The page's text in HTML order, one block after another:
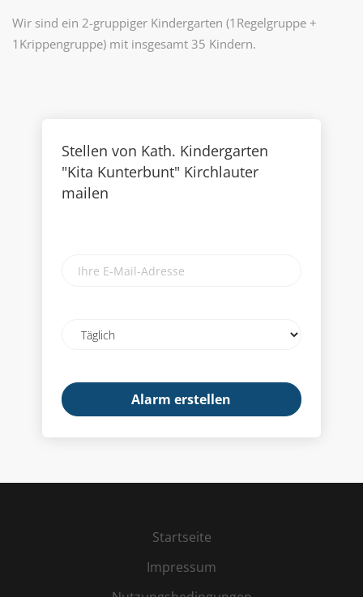
Wir sind ein 2-gruppiger Kindergarten (1Regelgruppe +
1Krippengruppe) mit insgesamt 35 Kindern.
Stellen von Kath. Kindergarten
"Kita Kunterbunt" Kirchlauter
mailen
frequency
Startseite
Impressum